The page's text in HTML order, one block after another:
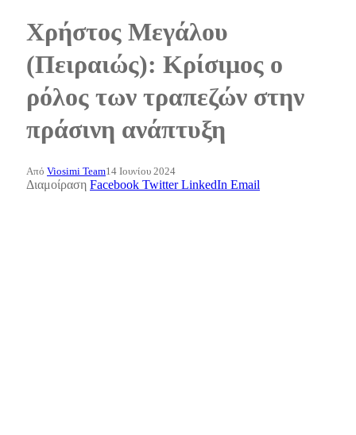
Χρήστος Μεγάλου
(Πειραιώς): Κρίσιμος ο
ρόλος των τραπεζών στην
πράσινη ανάπτυξη
Από Viosimi Team14 Ιουνίου 2024
Διαμοίραση Facebook Twitter LinkedIn Email